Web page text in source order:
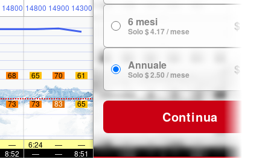
14800 14800 14900 14300
68 65 70 61
73 73 83 65
— 6:24 —
—
8:52 — — 8:51
6 mesi
Solo $ 4.17 / mese $ 24.99
Annuale
Solo $ 2.50 / mese $ 29.99
Continua